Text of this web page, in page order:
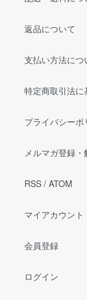
返品について
支払い方法につ
特定商取引法に
プライバシーポ
メルマガ登録・
RSS / ATOM
マイアカウント
会員登録
ログイン